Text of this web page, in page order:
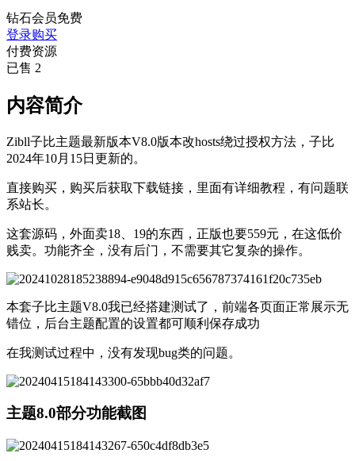
钻石会员免费
登录购买
付费资源
已售 2
内容简介
Zibll子比主题最新版本V8.0版本改hosts绕过授权方法，子比
2024年10月15日更新的。
直接购买，购买后获取下载链接，里面有详细教程，有问题联
系站长。
这套源码，外面卖18、19的东西，正版也要559元，在这低价
贱卖。功能齐全，没有后门，不需要其它复杂的操作。
本套子比主题V8.0我已经搭建测试了，前端各页面正常展示无
错位，后台主题配置的设置都可顺利保存成功
在我测试过程中，没有发现bug类的问题。
主题8.0部分功能截图